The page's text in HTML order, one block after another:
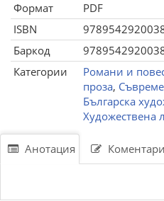
Формат
PDF
ISBN
Баркод
Категории
Романи и
проза,
Българска
Художествена
Анотация Коментари